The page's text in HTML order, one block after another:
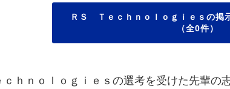
ＲＳ Ｔｅｃｈｎｏｌｏｇｉｅｓの掲
（全0件）
ｈｎｏｌｏｇｉｅｓの選考を受けた先輩の